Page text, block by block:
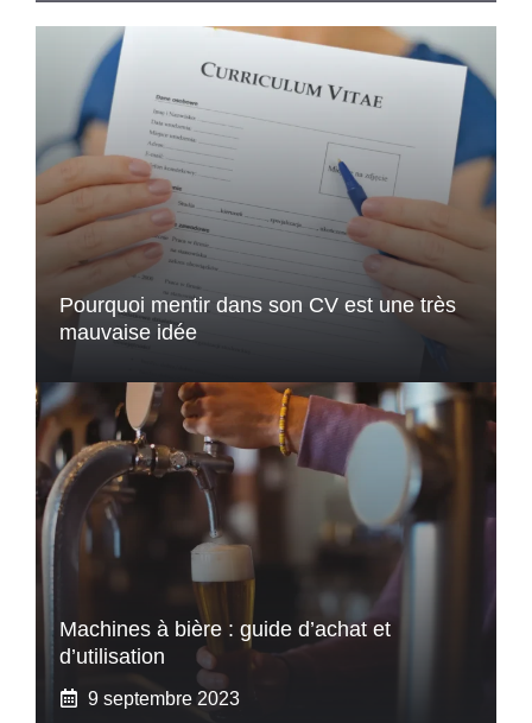
Pourquoi mentir dans son CV est une très
mauvaise idée
Machines à bière : guide d’achat et
d’utilisation
9 septembre 2023